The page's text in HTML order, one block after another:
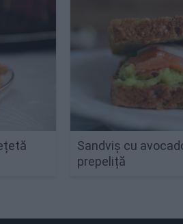
Sandviș cu
prepeliță